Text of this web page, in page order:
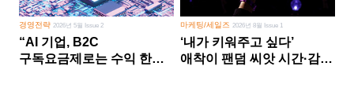
경영전략2026년 5월 Issue 2
“AI 기업, B2C
구독요금제로는 수익 한계
마케팅/세일즈 2026년 8월 Issue 1
‘내가 키워주고 싶다’
애착이 팬덤 씨앗 시간·감정